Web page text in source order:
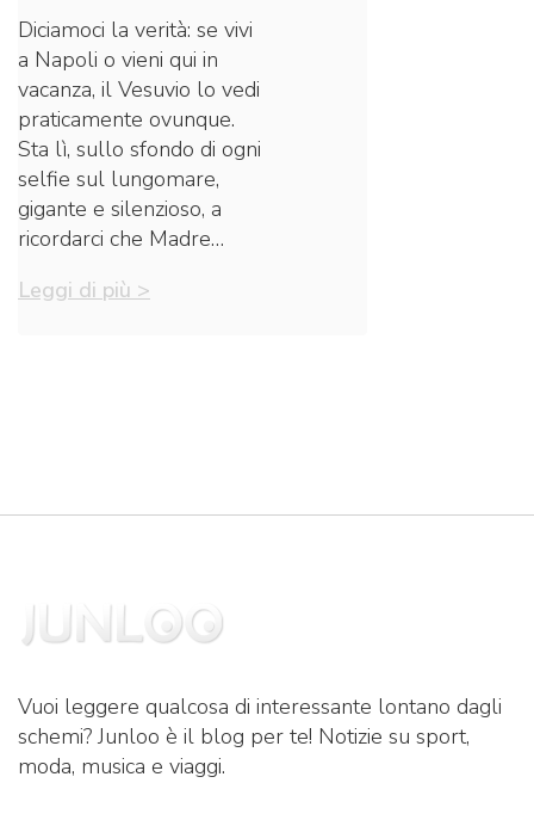
Diciamoci la verità: se vivi
a Napoli o vieni qui in
vacanza, il Vesuvio lo vedi
praticamente ovunque.
Sta lì, sullo sfondo di ogni
selfie sul lungomare,
gigante e silenzioso, a
ricordarci che Madre…
Leggi di più >
Vuoi leggere qualcosa di interessante lontano dagli
schemi? Junloo è il blog per te! Notizie su sport,
moda, musica e viaggi.